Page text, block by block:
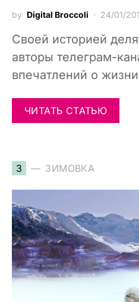
by Digital Broccoli 24/01/
Своей историей
авторы телеграм-
впечатлений о
ЧИТАТЬ СТАТЬЮ
З ЗИМОВКА